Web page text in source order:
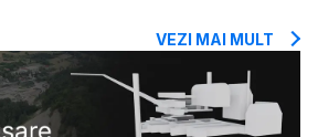
VEZI MAI MULT